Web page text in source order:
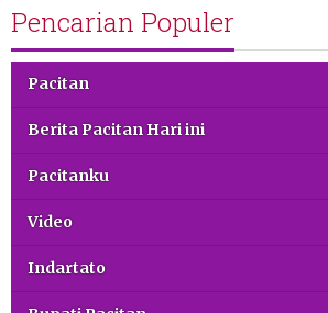
Pencarian Populer
Pacitan
Berita Pacitan Hari ini
Pacitanku
Video
Indartato